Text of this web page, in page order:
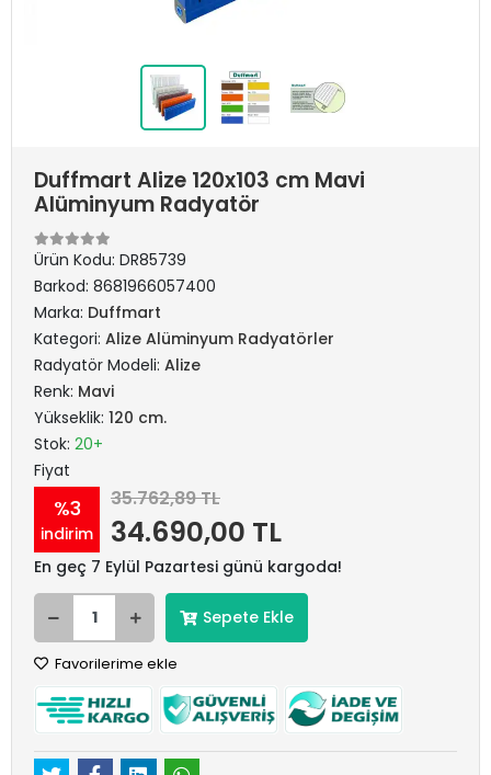
Duffmart Alize 120x103 cm Mavi
Alüminyum Radyatör
Ürün Kodu: DR85739
Barkod: 8681966057400
Marka: Duffmart
Kategori: Alize Alüminyum Radyatörler
Radyatör Modeli: Alize
Renk: Mavi
Yükseklik: 120 cm.
Stok: 20+
Fiyat
%3
indirim
35.762,89 TL
34.690,00 TL
En geç 7 Eylül Pazartesi günü kargoda!
Sepete Ekle
Favorilerime ekle